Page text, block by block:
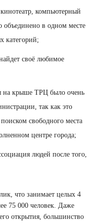
компьютерный
объединено в одном месте
категорий;
своё любимое
на крыше ТРЦ было очень
так как это
свободного места
центре города;
людей после того,
что занимает целых 4
75 000 человек. Даже
открытия, большинство